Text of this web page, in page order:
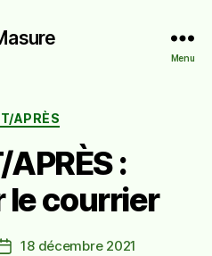
Menu
Catégories
APRÈS
:
le courrier
Date18 décembre 2021